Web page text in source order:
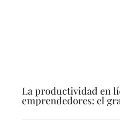
La productividad en
emprendedores: el